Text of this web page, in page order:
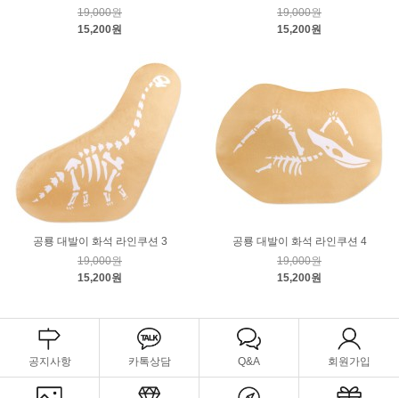
19,000원
15,200원
19,000원
15,200원
공룡 대발이 화석 라인쿠션 3
19,000원
15,200원
공룡 대발이 화석 라인쿠션 4
19,000원
15,200원
공지사항 카톡상담 Q&A 회원가입